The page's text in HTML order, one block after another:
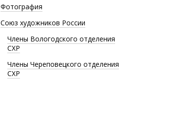
Фотография
Союз художников России
Члены Вологодского отделения
СХР
Члены Череповецкого отделения
СХР